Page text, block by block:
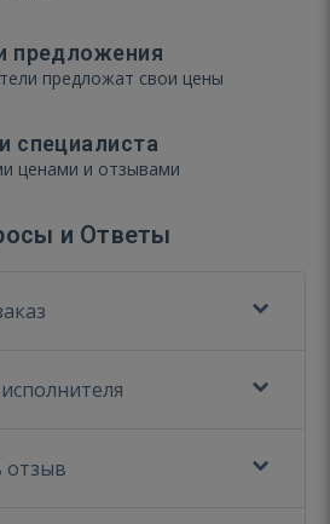
предложения
предложат свои цены
специалиста
ценами и отзывами
и Ответы
отзыв